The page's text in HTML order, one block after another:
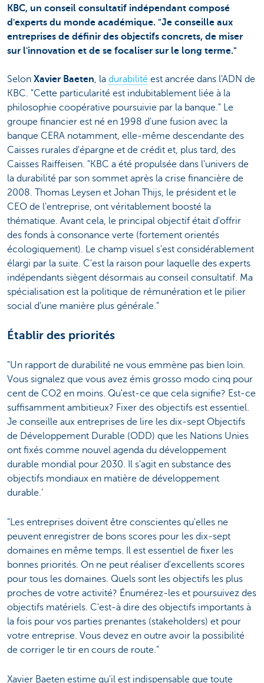
KBC, un conseil consultatif indépendant composé
d'experts du monde académique. "Je conseille aux
entreprises de définir des objectifs concrets, de miser
sur l'innovation et de se focaliser sur le long terme."
Selon Xavier Baeten, la durabilité est ancrée dans l'ADN de
KBC. "Cette particularité est indubitablement liée à la
philosophie coopérative poursuivie par la banque." Le
groupe financier est né en 1998 d'une fusion avec la
banque CERA notamment, elle-même descendante des
Caisses rurales d'épargne et de crédit et, plus tard, des
Caisses Raiffeisen. "KBC a été propulsée dans l'univers de
la durabilité par son sommet après la crise financière de
2008. Thomas Leysen et Johan Thijs, le président et le
CEO de l'entreprise, ont véritablement boosté la
thématique. Avant cela, le principal objectif était d'offrir
des fonds à consonance verte (fortement orientés
écologiquement). Le champ visuel s'est considérablement
élargi par la suite. C'est la raison pour laquelle des experts
indépendants siègent désormais au conseil consultatif. Ma
spécialisation est la politique de rémunération et le pilier
social d'une manière plus générale."
Établir des priorités
"Un rapport de durabilité ne vous emmène pas bien loin.
Vous signalez que vous avez émis grosso modo cinq pour
cent de CO2 en moins. Qu'est-ce que cela signifie? Est-ce
suffisamment ambitieux? Fixer des objectifs est essentiel.
Je conseille aux entreprises de lire les dix-sept Objectifs
de Développement Durable (ODD) que les Nations Unies
ont fixés comme nouvel agenda du développement
durable mondial pour 2030. Il s'agit en substance des
objectifs mondiaux en matière de développement
durable.'
"Les entreprises doivent être conscientes qu'elles ne
peuvent enregistrer de bons scores pour les dix-sept
domaines en même temps. Il est essentiel de fixer les
bonnes priorités. On ne peut réaliser d'excellents scores
pour tous les domaines. Quels sont les objectifs les plus
proches de votre activité? Énumérez-les et poursuivez des
objectifs matériels. C'est-à dire des objectifs importants à
la fois pour vos parties prenantes (stakeholders) et pour
votre entreprise. Vous devez en outre avoir la possibilité
de corriger le tir en cours de route."
Xavier Baeten estime qu'il est indispensable que toute